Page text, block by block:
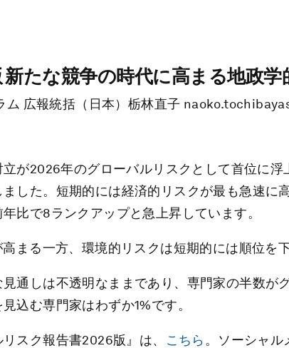
たな競争の時代に高まる地政学
ム 広報統括（日本）栃林直子
が2026年のグローバルリスクとして首位に
ました。短期的には経済的リスクが最も急速に
比で8ランクアップと急上昇しています。
まる一方、環境的リスクは短期的には順位を下
見通しは不透明なままであり、専門家の半数が
込む専門家はわずか1%です。
リスク報告書2026版』は、 こちら 。ソーシャル